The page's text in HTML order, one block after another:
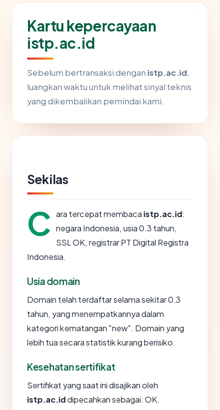
Kartu kepercayaan
istp.ac.id
Sebelum bertransaksi dengan istp.ac.id,
luangkan waktu untuk melihat sinyal teknis
yang dikembalikan pemindai kami.
Sekilas
C ara tercepat membaca istp.ac.id:
negara Indonesia, usia 0.3 tahun,
SSL OK, registrar PT Digital Registra
Indonesia.
Usia domain
Domain telah terdaftar selama sekitar 0.3
tahun, yang menempatkannya dalam
kategori kematangan "new". Domain yang
lebih tua secara statistik kurang berisiko.
Kesehatan sertifikat
Sertifikat yang saat ini disajikan oleh
istp.ac.iddipecahkan sebagai: OK.